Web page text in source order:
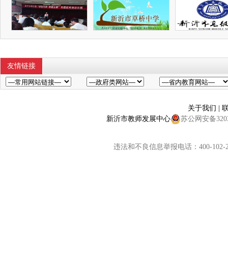
友情链接
关于我们 |
新沂市教师发展中心
苏公网安备
违法和不良信息举报电话：400-